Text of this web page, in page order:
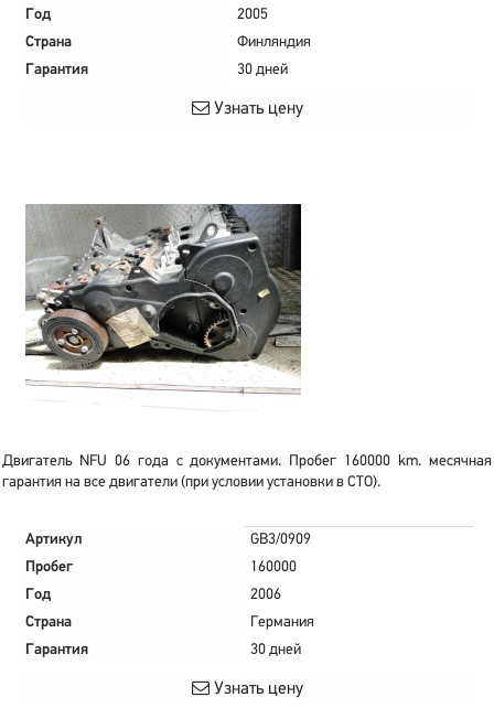
Год
2005
Страна
Финляндия
Гарантия
30 дней
Узнать цену
Двигатель NFU 06 года с документами. Пробег 160000 km. месячная
гарантия на все двигатели (при условии установки в СТО).
Артикул
GB3/0909
Пробег
160000
Год
2006
Страна
Германия
Гарантия
30 дней
Узнать цену